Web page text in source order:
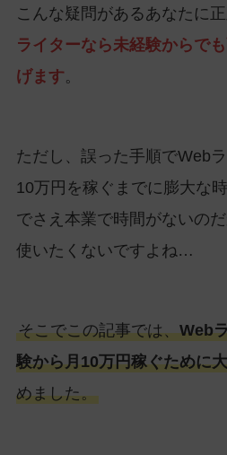
こんな疑問があるあなたに正
ライターなら未経験からで
げます。
ただし、誤った手順でWeb
10万円を稼ぐまでに膨大な
でさえ本業で時間がないの
使いたくないですよね…
そこでこの記事では、Web
験から月10万円稼ぐために
めました。